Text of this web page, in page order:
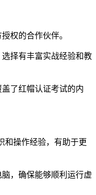
权的合作伙伴。
择有丰富实战经验和教
了红帽认证考试的内
和操作经验，有助于更
，确保能够顺利运行虚